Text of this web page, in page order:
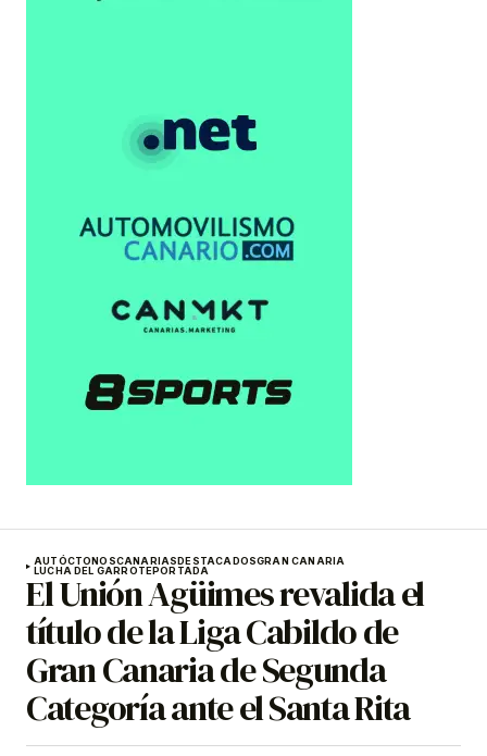
AUTÓCTONOSCANARIASDESTACADOSGRAN CANARIA
LUCHA DEL GARROTEPORTADA
El Unión Agüimes revalida el
título de la Liga Cabildo de
Gran Canaria de Segunda
Categoría ante el Santa Rita